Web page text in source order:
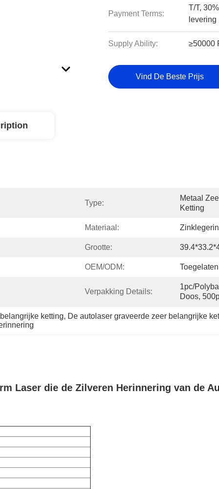
Payment Terms:
T/T,
levering
Supply Ability: ≥50000
Vind De Beste Prijs
Type:
Metaal
Ketting
Materiaal:
Grootte:
OEM/ODM: Toegelaten
Verpakking Details:
1pc/
Doos,
ketting, De autolaser graveerde zeer belangrijke
Laser die de Zilveren Herinnering van de